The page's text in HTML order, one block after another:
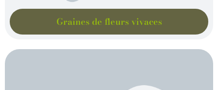
Graines de fleurs vivaces